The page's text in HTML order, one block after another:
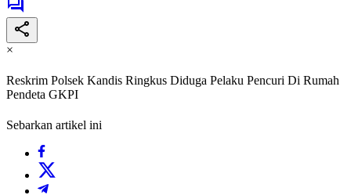
×
Reskrim Polsek Kandis Ringkus Diduga Pelaku Pencuri Di Rumah
Pendeta GKPI
Sebarkan artikel ini